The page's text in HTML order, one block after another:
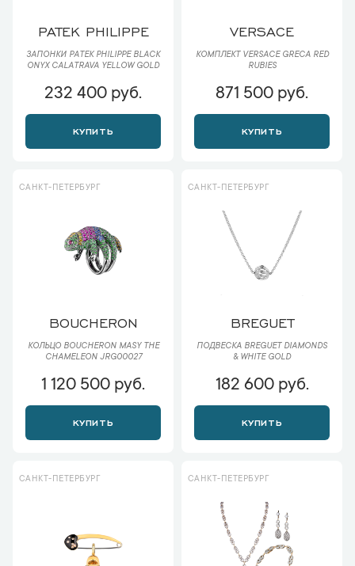
PATEK PHILIPPE
ЗАПОНКИ PATEK PHILIPPE BLACK
ONYX CALATRAVA YELLOW GOLD
232 400 руб.
КУПИТЬ
VERSACE
КОМПЛЕКТ VERSACE GRECA RED
RUBIES
871 500 руб.
КУПИТЬ
САНКТ-ПЕТЕРБУРГ
BOUCHERON
КОЛЬЦО BOUCHERON MASY THE
CHAMELEON JRG00027
1 120 500 руб.
КУПИТЬ
САНКТ-ПЕТЕРБУРГ
BREGUET
ПОДВЕСКА BREGUET DIAMONDS
& WHITE GOLD
182 600 руб.
КУПИТЬ
САНКТ-ПЕТЕРБУРГ САНКТ-ПЕТЕРБУРГ